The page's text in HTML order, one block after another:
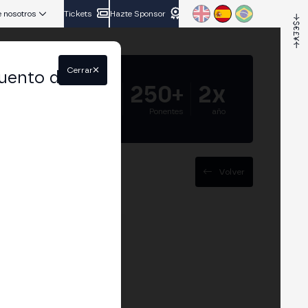
nosotros Tickets Hazte Sponsor
250+
Ponentes
2x
año
Volver
de
delCerrar